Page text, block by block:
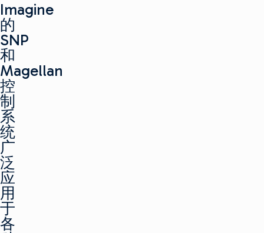
Imagine
的
SNP
和
Magellan
控
制
系
统
广
泛
应
用
于
各